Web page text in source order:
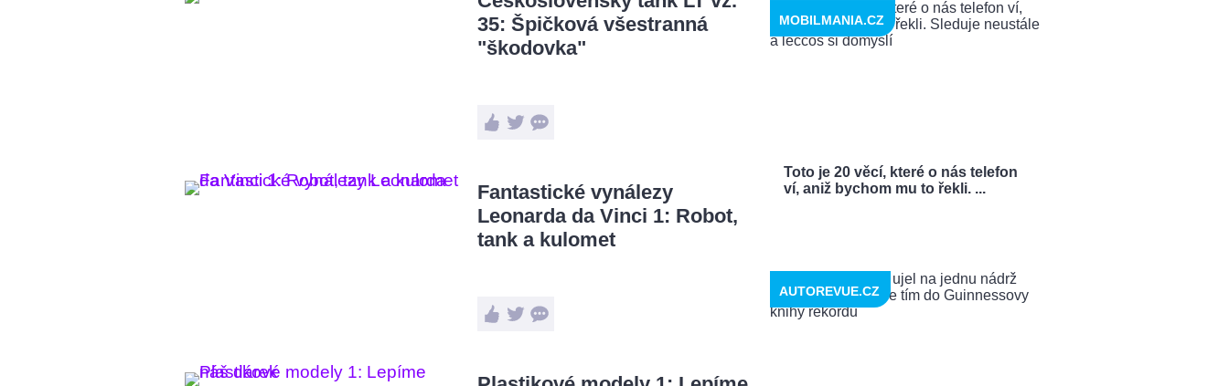
35: Špičková všestranná
"škodovka"
Fantastické vynálezy
Leonarda da Vinci 1: Robot,
tank a kulomet
Toto je 20 věcí, které o nás telefon
ví, aniž bychom mu to řekli. ...
MOBILMANIA.CZ
AUTOREVUE.CZ